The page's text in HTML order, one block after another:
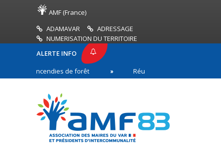
AMF (France)
ADAMAVAR
ADRESSAGE
NUMERISATION DU TERRITOIRE
ALERTE INFO
incendies de forêt
Réussir son pacte de